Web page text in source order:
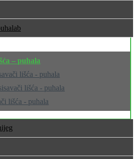
– puhala
lišća - puhala
lišća - puhala
lišća - puhala